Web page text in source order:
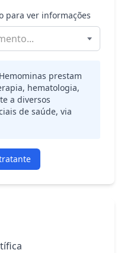
para ver informações
prestam
hematologia,
a diversos
de saúde, via